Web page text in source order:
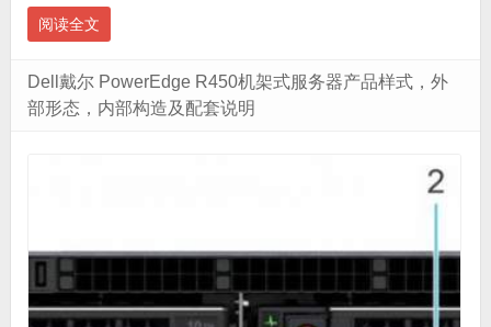
阅读全文
Dell戴尔 PowerEdge R450机架式服务器产品样式，外
部形态，内部构造及配套说明